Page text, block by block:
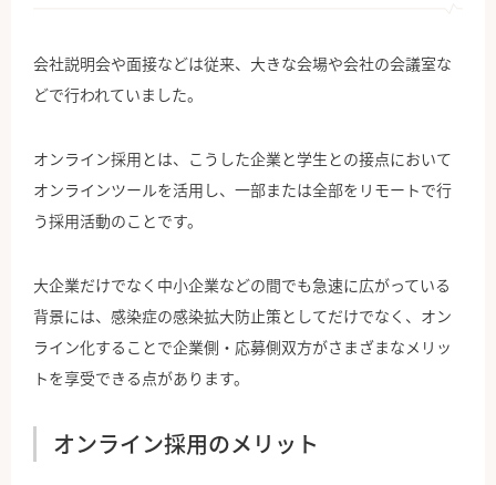
会社説明会や面接などは従来、大きな会場や会社の会議室な
どで行われていました。
オンライン採用とは、こうした企業と学生との接点において
オンラインツールを活用し、一部または全部をリモートで行
う採用活動のことです。
大企業だけでなく中小企業などの間でも急速に広がっている
背景には、感染症の感染拡大防止策としてだけでなく、オン
ライン化することで企業側・応募側双方がさまざまなメリッ
トを享受できる点があります。
オンライン採用のメリット